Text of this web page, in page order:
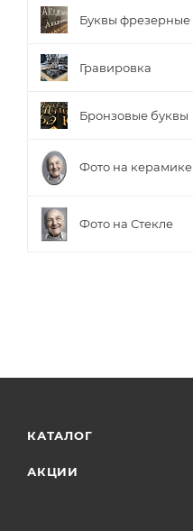
Буквы фрезерные
Гравировка
Бронзовые буквы
Фото на керамике
Фото на Стекле
КАТАЛОГ
АКЦИИ